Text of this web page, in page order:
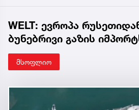
WELT: ევროპა
ბუნებრივი გაზის
მსოფლიო